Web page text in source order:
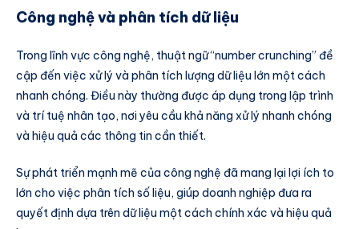
Công nghệ và phân tích dữ liệu
Trong lĩnh vực công nghệ, thuật ngữ “number crunching” đề
cập đến việc xử lý và phân tích lượng dữ liệu lớn một cách
nhanh chóng. Điều này thường được áp dụng trong lập trình
và trí tuệ nhân tạo, nơi yêu cầu khả năng xử lý nhanh chóng
và hiệu quả các thông tin cần thiết.
Sự phát triển mạnh mẽ của công nghệ đã mang lại lợi ích to
lớn cho việc phân tích số liệu, giúp doanh nghiệp đưa ra
quyết định dựa trên dữ liệu một cách chính xác và hiệu quả